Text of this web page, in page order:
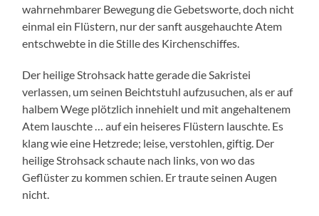
wahrnehmbarer Bewegung die Gebetsworte, doch nicht
einmal ein Flüstern, nur der sanft ausgehauchte Atem
entschwebte in die Stille des Kirchenschiffes.
Der heilige Strohsack hatte gerade die Sakristei
verlassen, um seinen Beichtstuhl aufzusuchen, als er auf
halbem Wege plötzlich innehielt und mit angehaltenem
Atem lauschte … auf ein heiseres Flüstern lauschte. Es
klang wie eine Hetzrede; leise, verstohlen, giftig. Der
heilige Strohsack schaute nach links, von wo das
Geflüster zu kommen schien. Er traute seinen Augen
nicht.